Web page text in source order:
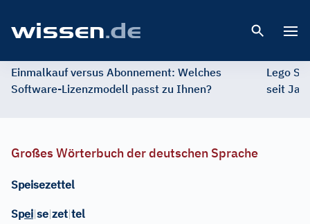
Einmalkauf versus Abonnement: Welches
Software-Lizenzmodell passt zu Ihnen?
Lego
seit
Großes Wörterbuch der deutschen Sprache
Speisezettel
Spei|se|zet|tel